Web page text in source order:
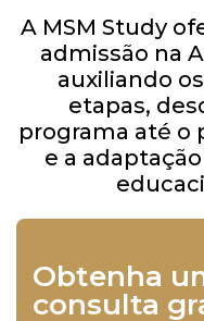
A MSM Study
admissão na
auxiliando
etapas,
programa até o
e a
Obtenha
consulta